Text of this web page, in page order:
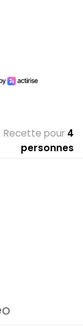
Recette pour 4
personnes